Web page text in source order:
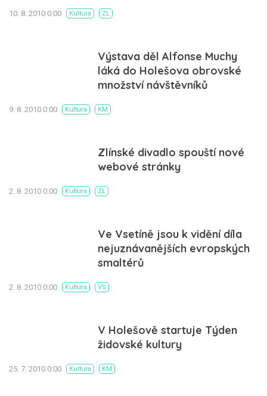
10. 8. 2010 0:00 Kultura ZL
Výstava děl Alfonse Muchy
láká do Holešova obrovské
množství návštěvníků
9. 8. 2010 0:00 Kultura KM
Zlínské divadlo spouští nové
webové stránky
2. 8. 2010 0:00 Kultura ZL
Ve Vsetíně jsou k vidění díla
nejuznávanějších evropských
smaltérů
2. 8. 2010 0:00 Kultura VS
V Holešově startuje Týden
židovské kultury
25. 7. 2010 0:00 Kultura KM